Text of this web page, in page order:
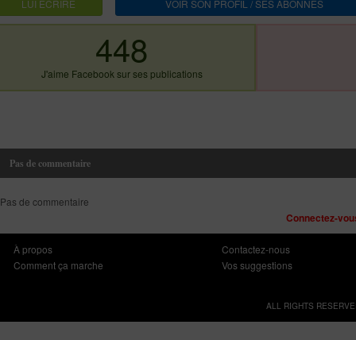
LUI ECRIRE VOIR SON PROFIL / SES ABONNES
448
J'aime Facebook sur ses publications
Pas de commentaire
Pas de commentaire
Connectez-
À propos
Comment ça marche
Contactez-nous
Vos suggestions
ALL RIGHTS